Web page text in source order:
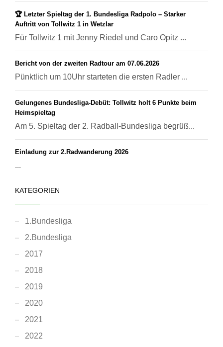
🏆 Letzter Spieltag der 1. Bundesliga Radpolo – Starker
Auftritt von Tollwitz 1 in Wetzlar
Für Tollwitz 1 mit Jenny Riedel und Caro Opitz ...
Bericht von der zweiten Radtour am 07.06.2026
Pünktlich um 10Uhr starteten die ersten Radler ...
Gelungenes Bundesliga-Debüt: Tollwitz holt 6 Punkte beim
Heimspieltag
Am 5. Spieltag der 2. Radball-Bundesliga begrüß...
Einladung zur 2.Radwanderung 2026
...
KATEGORIEN
1.Bundesliga
2.Bundesliga
2017
2018
2019
2020
2021
2022